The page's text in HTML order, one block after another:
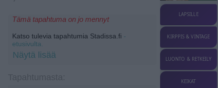
Tämä tapahtuma on jo mennyt
Katso tulevia tapahtumia Stadissa.fi -
etusivulta.
Näytä lisää
LAPSILLE
KIRPPIS & VINTAGE
LUONTO & RETKEILY
KEIKAT